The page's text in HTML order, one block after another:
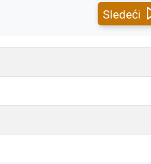
Sledeći